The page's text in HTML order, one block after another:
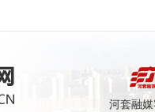
河套融